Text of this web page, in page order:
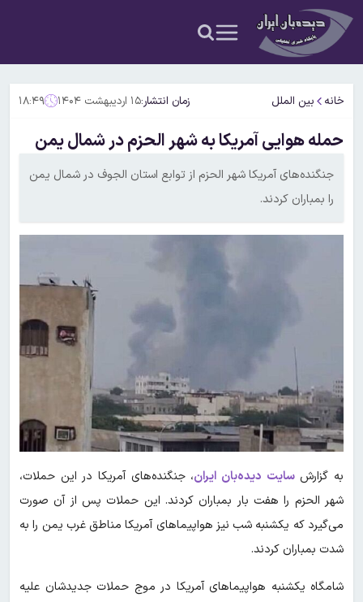
خانه بین الملل زمان انتشار:۱۵ اردیبهشت ۱۴۰۴ ۱۸:۴۹
حمله هوایی آمریکا به شهر الحزم در شمال یمن
جنگنده‌های آمریکا شهر الحزم از توابع استان الجوف در شمال یمن
را بمباران کردند.
به گزارشسایت دیده‌بان ایران، جنگنده‌های آمریکا در این حملات،
شهر الحزم را هفت بار بمباران کردند. این حملات پس از آن صورت
می‌گیرد که یکشنبه شب نیز هواپیماهای آمریکا مناطق غرب یمن را به
شدت بمباران کردند.
شامگاه یکشنبه هواپیماهای آمریکا در موج حملات جدیدشان علیه